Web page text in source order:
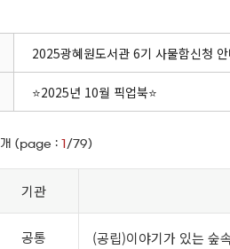
2025광혜원도서관 6기 사물함신청
⭐2025년 10월 픽업북⭐
개 (page :1 /79)
기관
공통 (공립)이야기가 있는 숲